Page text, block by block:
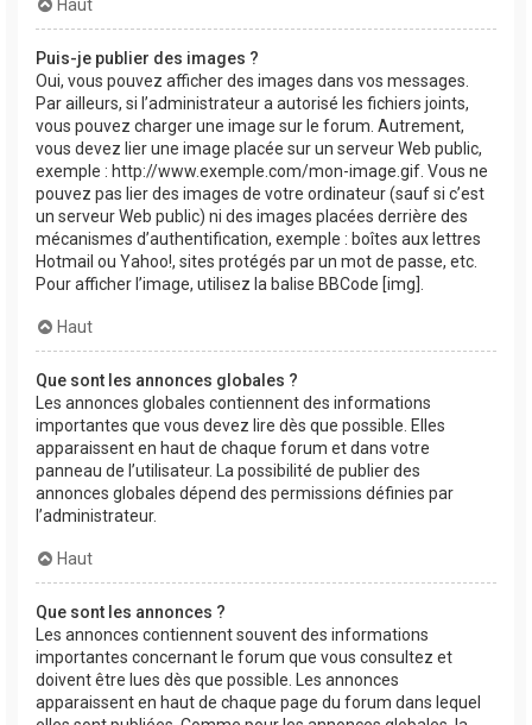
Haut
Puis-je publier des images ?
Oui, vous pouvez afficher des images dans vos messages.
Par ailleurs, si l’administrateur a autorisé les fichiers joints,
vous pouvez charger une image sur le forum. Autrement,
vous devez lier une image placée sur un serveur Web public,
exemple : http://www.exemple.com/mon-image.gif. Vous ne
pouvez pas lier des images de votre ordinateur (sauf si c’est
un serveur Web public) ni des images placées derrière des
mécanismes d’authentification, exemple : boîtes aux lettres
Hotmail ou Yahoo!, sites protégés par un mot de passe, etc.
Pour afficher l’image, utilisez la balise BBCode [img].
Haut
Que sont les annonces globales ?
Les annonces globales contiennent des informations
importantes que vous devez lire dès que possible. Elles
apparaissent en haut de chaque forum et dans votre
panneau de l’utilisateur. La possibilité de publier des
annonces globales dépend des permissions définies par
l’administrateur.
Haut
Que sont les annonces ?
Les annonces contiennent souvent des informations
importantes concernant le forum que vous consultez et
doivent être lues dès que possible. Les annonces
apparaissent en haut de chaque page du forum dans lequel